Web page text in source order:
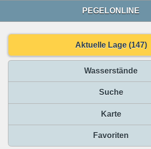
PEGELONLINE
Aktuelle Lage (147)
Wasserstände
Suche
Karte
Favoriten